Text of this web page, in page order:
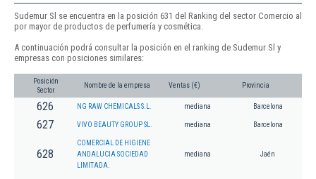
Sudemur Sl se encuentra en la posición 631 del Ranking del sector Comercio al
por mayor de productos de perfumería y cosmética.
A continuación podrá consultar la posición en el ranking de Sudemur Sl y
empresas con posiciones similares:
Posición
Sector
Nombre de la empresa Ventas (€) Provincia
626 NG RAW CHEMICALS S.L. mediana Barcelona
627 VIVO BEAUTY GROUP SL. mediana Barcelona
628
COMERCIAL DE HIGIENE
ANDALUCIA SOCIEDAD
LIMITADA.
mediana Jaén